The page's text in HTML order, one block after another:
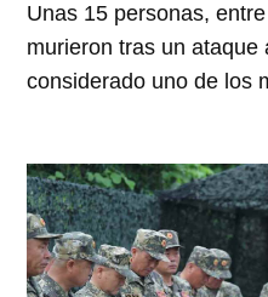
Unas 15 personas,
murieron tras un ataque
considerado uno de los